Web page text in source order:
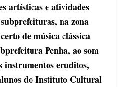
artísticas e atividades
na zona
de música clássica
Penha, ao som
instrumentos eruditos,
do Instituto Cultural